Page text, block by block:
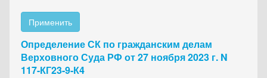
Применить
Определение СК по гражданским делам
Верховного Суда РФ от 27 ноября 2023 г. N
117-КГ23-9-К4